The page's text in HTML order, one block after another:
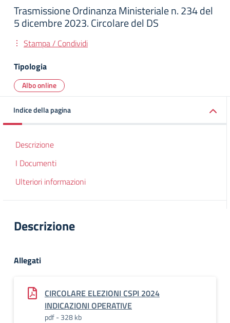
Trasmissione Ordinanza Ministeriale n. 234 del
5 dicembre 2023. Circolare del DS
Stampa / Condividi
Tipologia
Albo online
Indice della pagina
Descrizione
I Documenti
Ulteriori informazioni
Descrizione
Allegati
CIRCOLARE ELEZIONI CSPI 2024
INDICAZIONI OPERATIVE
pdf - 328 kb